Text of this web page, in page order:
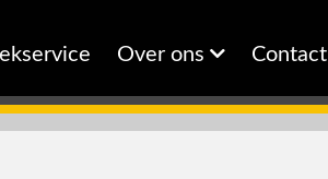
Over ons Contact